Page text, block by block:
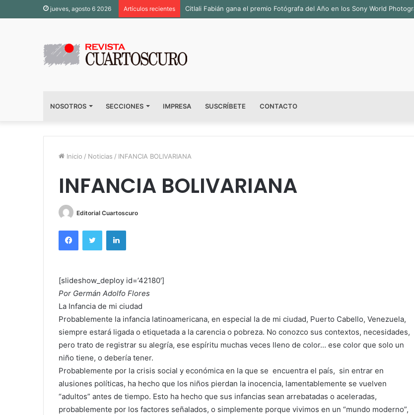
jueves, agosto 6 2026 Artículos recientes Inauguran sala permanente «Pedro Valtierra» en la Fototeca de Zacatecas
NOSOTROS SECCIONES IMPRESA SUSCRÍBETE CONTACTO
Inicio / Noticias / INFANCIA BOLIVARIANA
INFANCIA BOLIVARIANA
Editorial Cuartoscuro
FacebookTwitter LinkedIn
[slideshow_deploy id=’42180′]
Por Germán Adolfo Flores
La Infancia de mi ciudad
Probablemente la infancia latinoamericana, en especial la de mi ciudad, Puerto Cabello, Venezuela,
siempre estará ligada o etiquetada a la carencia o pobreza. No conozco sus contextos, necesidades,
pero trato de registrar su alegría, ese espíritu muchas veces lleno de color… ese color que solo un
niño tiene, o debería tener.
Probablemente por la crisis social y económica en la que se encuentra el país, sin entrar en
alusiones políticas, ha hecho que los niños pierdan la inocencia, lamentablemente se vuelven
“adultos” antes de tiempo. Esto ha hecho que sus infancias sean arrebatadas o aceleradas,
probablemente por los factores señalados, o simplemente porque vivimos en un “mundo moderno”,